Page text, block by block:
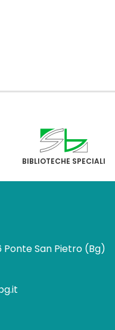
BIBLIOTECHE SPECIALI
Ponte San Pietro (Bg)